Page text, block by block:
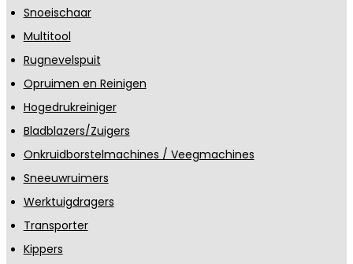
Snoeischaar
Multitool
Rugnevelspuit
Opruimen en Reinigen
Hogedrukreiniger
Bladblazers/Zuigers
Onkruidborstelmachines / Veegmachines
Sneeuwruimers
Werktuigdragers
Transporter
Kippers